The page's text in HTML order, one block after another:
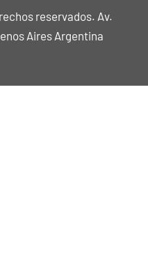
reservados. Av.
Aires Argentina